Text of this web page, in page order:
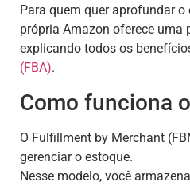
Para quem quer aprofundar o
própria Amazon oferece uma
explicando todos os
(FBA).
Como funciona
O Fulfillment by Merchant
gerenciar o estoque.
Nesse modelo, você